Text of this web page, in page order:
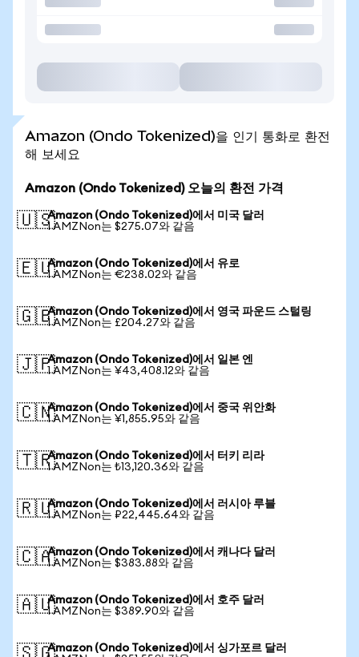
Amazon (Ondo Tokenized)을 인기 통화로 환전
해 보세요
Amazon (Ondo Tokenized) 오늘의 환전 가격
🇺🇸Amazon (Ondo Tokenized)에서 미국 달러
1 AMZNon는 $275.07와 같음
🇪🇺Amazon (Ondo Tokenized)에서 유로
1 AMZNon는 €238.02와 같음
🇬🇧Amazon (Ondo Tokenized)에서 영국 파운드 스털링
1 AMZNon는 £204.27와 같음
🇯🇵Amazon (Ondo Tokenized)에서 일본 엔
1 AMZNon는 ¥43,408.12와 같음
🇨🇳Amazon (Ondo Tokenized)에서 중국 위안화
1 AMZNon는 ¥1,855.95와 같음
🇹🇷Amazon (Ondo Tokenized)에서 터키 리라
1 AMZNon는 ₺13,120.36와 같음
🇷🇺Amazon (Ondo Tokenized)에서 러시아 루블
1 AMZNon는 ₽22,445.64와 같음
🇨🇦Amazon (Ondo Tokenized)에서 캐나다 달러
1 AMZNon는 $383.88와 같음
🇦🇺Amazon (Ondo Tokenized)에서 호주 달러
1 AMZNon는 $389.90와 같음
Amazon (Ondo Tokenized)에서 싱가포르 달러